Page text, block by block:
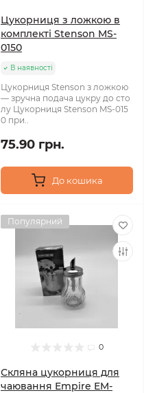
Цукорниця з ложкою в
комплекті Stenson MS-
0150
В наявності
Цукорниця Stenson з ложкою
— зручна подача цукру до сто
лу Цукорниця Stenson MS-015
0 при..
75.90 грн.
До кошика
Популярний
0
Скляна цукорниця для
чаювання Empire EM-